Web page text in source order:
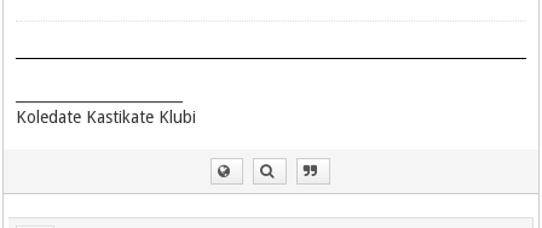
Koledate Kastikate Klubi